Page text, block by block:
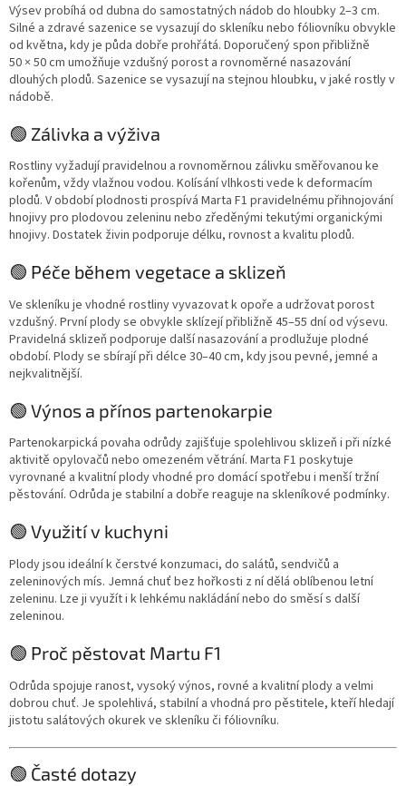
Výsev probíhá od dubna do samostatných nádob do hloubky 2–3 cm.
Silné a zdravé sazenice se vysazují do skleníku nebo fóliovníku obvykle
od května, kdy je půda dobře prohřátá. Doporučený spon přibližně
50 × 50 cm umožňuje vzdušný porost a rovnoměrné nasazování
dlouhých plodů. Sazenice se vysazují na stejnou hloubku, v jaké rostly v
nádobě.
🟢 Zálivka a výživa
Rostliny vyžadují pravidelnou a rovnoměrnou zálivku směřovanou ke
kořenům, vždy vlažnou vodou. Kolísání vlhkosti vede k deformacím
plodů. V období plodnosti prospívá Marta F1 pravidelnému přihnojování
hnojivy pro plodovou zeleninu nebo zředěnými tekutými organickými
hnojivy. Dostatek živin podporuje délku, rovnost a kvalitu plodů.
🟢 Péče během vegetace a sklizeň
Ve skleníku je vhodné rostliny vyvazovat k opoře a udržovat porost
vzdušný. První plody se obvykle sklízejí přibližně 45–55 dní od výsevu.
Pravidelná sklizeň podporuje další nasazování a prodlužuje plodné
období. Plody se sbírají při délce 30–40 cm, kdy jsou pevné, jemné a
nejkvalitnější.
🟢 Výnos a přínos partenokarpie
Partenokarpická povaha odrůdy zajišťuje spolehlivou sklizeň i při nízké
aktivitě opylovačů nebo omezeném větrání. Marta F1 poskytuje
vyrovnané a kvalitní plody vhodné pro domácí spotřebu i menší tržní
pěstování. Odrůda je stabilní a dobře reaguje na skleníkové podmínky.
🟢 Využití v kuchyni
Plody jsou ideální k čerstvé konzumaci, do salátů, sendvičů a
zeleninových mís. Jemná chuť bez hořkosti z ní dělá oblíbenou letní
zeleninu. Lze ji využít i k lehkému nakládání nebo do směsí s další
zeleninou.
🟢 Proč pěstovat Martu F1
Odrůda spojuje ranost, vysoký výnos, rovné a kvalitní plody a velmi
dobrou chuť. Je spolehlivá, stabilní a vhodná pro pěstitele, kteří hledají
jistotu salátových okurek ve skleníku či fóliovníku.
🟢 Časté dotazy